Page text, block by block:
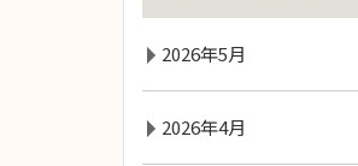
2026年5月
2026年4月